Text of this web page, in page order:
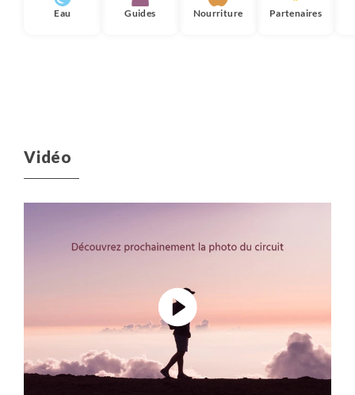
Eau Guides Nourriture Partenaires
Vidéo